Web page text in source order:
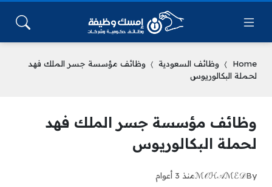
Home وظائف السعودية
وظائف مؤسسة جسر الملك فهد
لحملة البكالوريوس
وظائف مؤسسة جسر الملك فهد
لحملة البكالوريوس
By
ℳ𝒪ℋ𝒜ℳℰ𝒟منذ 3 أعوام